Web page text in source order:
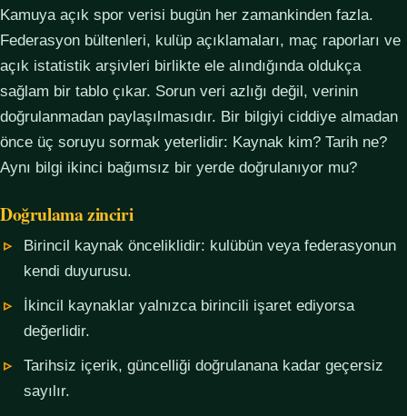
Kamuya açık spor verisi bugün her zamankinden fazla.
Federasyon bültenleri, kulüp açıklamaları, maç raporları ve
açık istatistik arşivleri birlikte ele alındığında oldukça
sağlam bir tablo çıkar. Sorun veri azlığı değil, verinin
doğrulanmadan paylaşılmasıdır. Bir bilgiyi ciddiye almadan
önce üç soruyu sormak yeterlidir: Kaynak kim? Tarih ne?
Aynı bilgi ikinci bağımsız bir yerde doğrulanıyor mu?
Doğrulama zinciri
Birincil kaynak önceliklidir: kulübün veya federasyonun
kendi duyurusu.
İkincil kaynaklar yalnızca birincili işaret ediyorsa
değerlidir.
Tarihsiz içerik, güncelliği doğrulanana kadar geçersiz
sayılır.